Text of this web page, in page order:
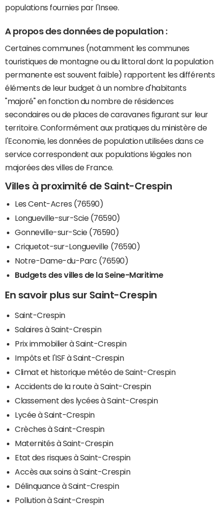
populations fournies par l'Insee.
A propos des données de population :
Certaines communes (notamment les communes
touristiques de montagne ou du littoral dont la population
permanente est souvent faible) rapportent les différents
éléments de leur budget à un nombre d'habitants
"majoré" en fonction du nombre de résidences
secondaires ou de places de caravanes figurant sur leur
territoire. Conformément aux pratiques du ministère de
l'Economie, les données de population utilisées dans ce
service correspondent aux populations légales non
majorées des villes de France.
Villes à proximité de Saint-Crespin
Les Cent-Acres (76590)
Longueville-sur-Scie (76590)
Gonneville-sur-Scie (76590)
Criquetot-sur-Longueville (76590)
Notre-Dame-du-Parc (76590)
Budgets des villes de la Seine-Maritime
En savoir plus sur Saint-Crespin
Saint-Crespin
Salaires à Saint-Crespin
Prix immobilier à Saint-Crespin
Impôts et l'ISF à Saint-Crespin
Climat et historique météo de Saint-Crespin
Accidents de la route à Saint-Crespin
Classement des lycées à Saint-Crespin
Lycée à Saint-Crespin
Crèches à Saint-Crespin
Maternités à Saint-Crespin
Etat des risques à Saint-Crespin
Accès aux soins à Saint-Crespin
Délinquance à Saint-Crespin
Pollution à Saint-Crespin